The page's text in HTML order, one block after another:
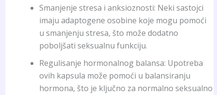
Smanjenje stresa i anksioznosti: Neki sastojci
imaju adaptogene osobine koje mogu pomoći
u smanjenju stresa, što može dodatno
poboljšati seksualnu funkciju.
Regulisanje hormonalnog balansa: Upotreba
ovih kapsula može pomoći u balansiranju
hormona, što je ključno za normalno seksualno